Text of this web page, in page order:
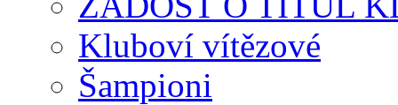
Kluboví vítězové
Šampioni